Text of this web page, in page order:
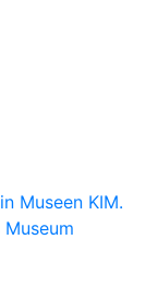
Museen KIM.
Museum